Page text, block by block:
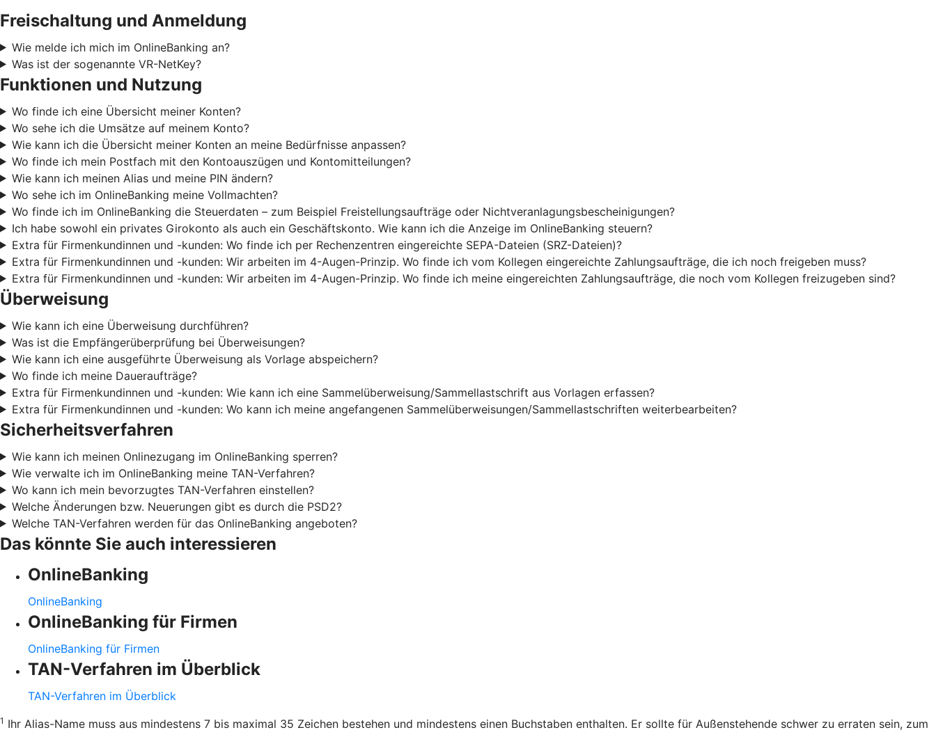
Freischaltung und Anmeldung
Wie melde ich mich im OnlineBanking an?
Was ist der sogenannte VR-NetKey?
Funktionen und Nutzung
Wo finde ich eine Übersicht meiner Konten?
Wo sehe ich die Umsätze auf meinem Konto?
Wie kann ich die Übersicht meiner Konten an meine Bedürfnisse anpassen?
Wo finde ich mein Postfach mit den Kontoauszügen und Kontomitteilungen?
Wie kann ich meinen Alias und meine PIN ändern?
Wo sehe ich im OnlineBanking meine Vollmachten?
Wo finde ich im OnlineBanking die Steuerdaten – zum Beispiel Freistellungsaufträge oder Nichtveranlagungsbescheinigungen?
Ich habe sowohl ein privates Girokonto als auch ein Geschäftskonto. Wie kann ich die Anzeige im OnlineBanking steuern?
Extra für Firmenkundinnen und -kunden: Wo finde ich per Rechenzentren eingereichte SEPA-Dateien (SRZ-Dateien)?
Extra für Firmenkundinnen und -kunden: Wir arbeiten im 4-Augen-Prinzip. Wo finde ich vom Kollegen eingereichte Zahlungsaufträge, die ich noch freigeben muss?
Extra für Firmenkundinnen und -kunden: Wir arbeiten im 4-Augen-Prinzip. Wo finde ich meine eingereichten Zahlungsaufträge, die noch vom Kollegen freizugeben sind?
Überweisung
Wie kann ich eine Überweisung durchführen?
Was ist die Empfängerüberprüfung bei Überweisungen?
Wie kann ich eine ausgeführte Überweisung als Vorlage abspeichern?
Wo finde ich meine Daueraufträge?
Extra für Firmenkundinnen und -kunden: Wie kann ich eine Sammelüberweisung/Sammellastschrift aus Vorlagen erfassen?
Extra für Firmenkundinnen und -kunden: Wo kann ich meine angefangenen Sammelüberweisungen/Sammellastschriften weiterbearbeiten?
Sicherheitsverfahren
Wie kann ich meinen Onlinezugang im OnlineBanking sperren?
Wie verwalte ich im OnlineBanking meine TAN-Verfahren?
Wo kann ich mein bevorzugtes TAN-Verfahren einstellen?
Welche Änderungen bzw. Neuerungen gibt es durch die PSD2?
Welche TAN-Verfahren werden für das OnlineBanking angeboten?
Das könnte Sie auch interessieren
OnlineBanking
OnlineBanking
OnlineBanking für Firmen
OnlineBanking für Firmen
TAN-Verfahren im Überblick
TAN-Verfahren im Überblick
1 Ihr Alias-Name muss aus mindestens 7 bis maximal 35 Zeichen bestehen und mindestens einen Buchstaben enthalten. Er sollte für Außenstehende schwer zu erraten sein, zum